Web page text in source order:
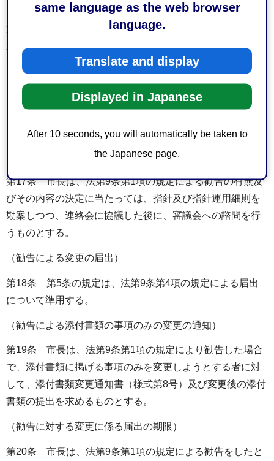
same language as the web browser
language.
Translate and display
Displayed in Japanese
After 10 seconds, you will automatically be taken to
the Japanese page.
（市の意見に対する届出等を変更しない旨の通知）
第16条 市長は、法第8条第7項の通知（前条の規定による
通知書を除く。）をしようとする者に対し、届出事項不変
更通知書（様式第7号）に届出書等に掲げる事項の変更を行
い悪影響を及ぼす事態の発生を回避することができること
第17条 市長は、法第9条第1項の規定による勧告の有無及
びその内容の決定に当たっては、指針及び指針運用細則を
勘案しつつ、連絡会に協議した後に、審議会への諮問を行
うものとする。
（勧告による変更の届出）
第18条 第5条の規定は、法第9条第4項の規定による届出
について準用する。
（勧告による添付書類の事項のみの変更の通知）
第19条 市長は、法第9条第1項の規定により勧告した場合
で、添付書類に掲げる事項のみを変更しようとする者に対
して、添付書類変更通知書（様式第8号）及び変更後の添付
書類の提出を求めるものとする。
（勧告に対する変更に係る届出の期限）
第20条 市長は、法第9条第1項の規定による勧告をしたと